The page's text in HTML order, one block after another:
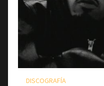
DISCOGRAFÍA